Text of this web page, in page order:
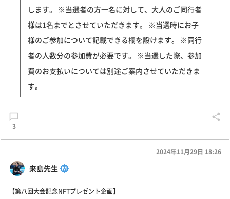
します。 ※当選者の方一名に対して、大人のご同行者
様は1名までとさせていただきます。 ※当選時にお子
様のご参加について記載できる欄を設けます。 ※同行
者の人数分の参加費が必要です。 ※当選した際、参加
費のお支払いについては別途ご案内させていただきま
す。
3
来島先生
2024年11月29日 18:26
【第八回大会記念NFTプレゼント企画】